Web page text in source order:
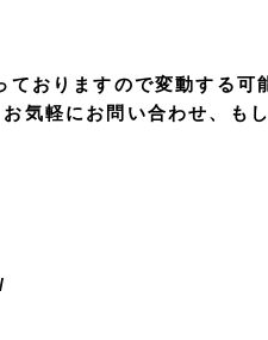
ておりますので変動する可
気軽にお問い合わせ、も